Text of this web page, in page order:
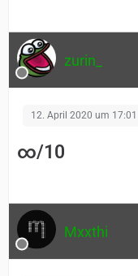
zurin_
12. April 2020 um 17:01
∞/10
Mxxthi